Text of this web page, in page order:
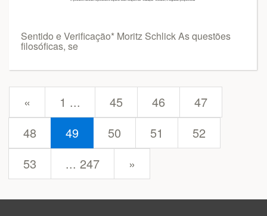
Sentido e Verificação* Moritz Schlick As questões
filosóficas, se
« 1 ... 45 46
47
48
49 50 51
52
53
... 247 »